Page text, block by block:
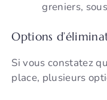
greniers,
Options
Si vous constatez
place, plusieurs